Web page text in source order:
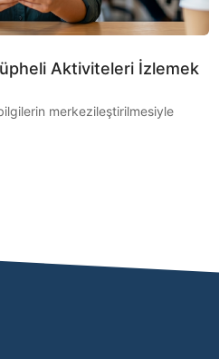
Aktiviteleri İzlemek
merkezileştirilmesiyle